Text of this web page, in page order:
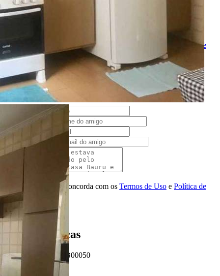
Nome
Telefone
Ao ENVIAR você concorda com os
Política de
Privacidade
Solicitar Ligação
Indique este imóvel
Nome do amigo
E-mail do amigo
Ao ENVIAR você concorda com os Termos de Uso e Política de
Privacidade
Enviar Indicação
Características
Referência: SB00050
3 Quartos